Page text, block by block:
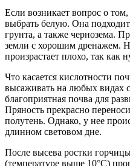
Если возникает вопрос о том,
выбрать белую. Она
грунта, а также чернозема.
земли с хорошим дренажем.
произрастает плохо, так как
Что касается кислотности
высаживать на любых видах
благоприятная почва для
Пряность прекрасно
полутень. Однако, у нее
длинном световом дне.
После высева ростки
(температуре выше 10°C)